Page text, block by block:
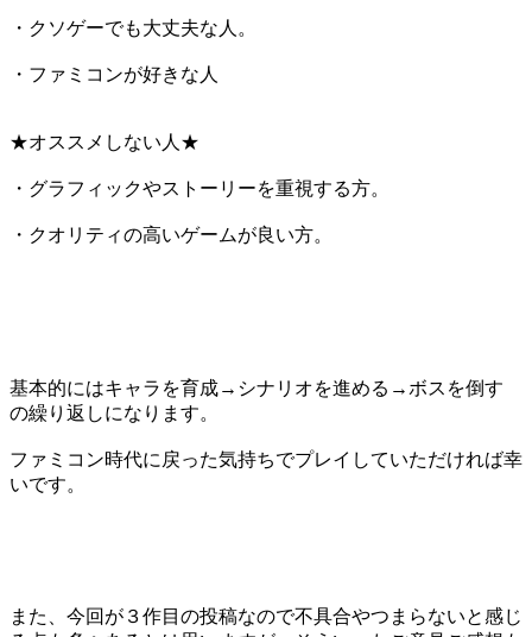
・クソゲーでも大丈夫な人。
・ファミコンが好きな人
★オススメしない人★
・グラフィックやストーリーを重視する方。
・クオリティの高いゲームが良い方。
基本的にはキャラを育成→シナリオを進める→ボスを倒す
の繰り返しになります。
ファミコン時代に戻った気持ちでプレイしていただければ幸
いです。
また、今回が３作目の投稿なので不具合やつまらないと感じ